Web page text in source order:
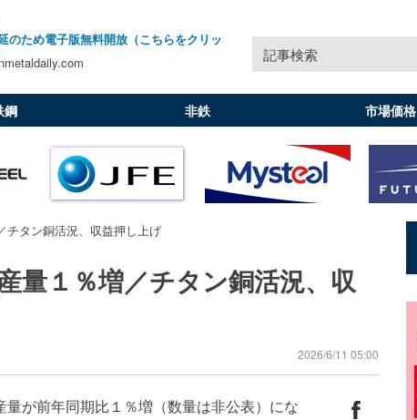
のため電子版無料開放（こちらをクリッ
記事検索
鋼 非鉄 市場価格
チタン銅活況、収益押し上げ
量１％増／チタン銅活況、収
2026/6/11 05:00
が前年同期比１％増（数量は非公表）にな